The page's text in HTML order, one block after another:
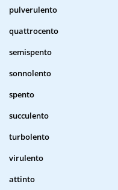
pulverulento
quattrocento
semispento
sonnolento
spento
succulento
turbolento
virulento
attinto